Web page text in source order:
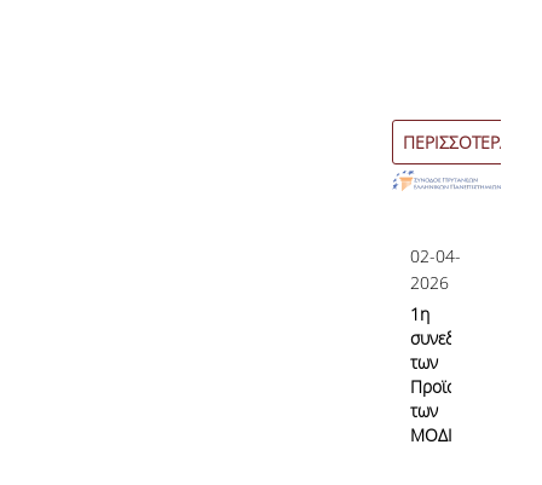
ΠΕΡΙΣΣΟΤΕΡΑ
02-04-
2026
1η
συνεδρίαση
των
Προϊσταμένων
των
ΜΟΔΙΠ